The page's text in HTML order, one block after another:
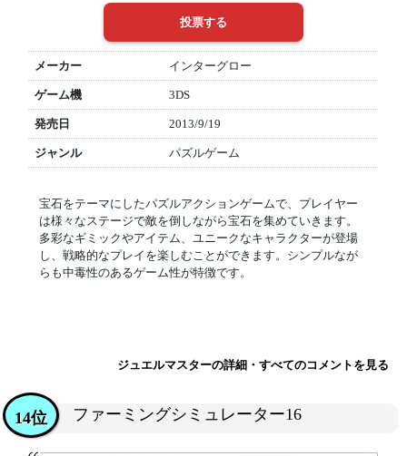
メーカー インターグロー
ゲーム機 3DS
発売日 2013/9/19
ジャンル パズルゲーム
宝石をテーマにしたパズルアクションゲームで、プレイヤー
は様々なステージで敵を倒しながら宝石を集めていきます。
多彩なギミックやアイテム、ユニークなキャラクターが登場
し、戦略的なプレイを楽しむことができます。シンプルなが
らも中毒性のあるゲーム性が特徴です。
ジュエルマスターの詳細・すべてのコメントを見る
ファーミングシミュレーター16
14位